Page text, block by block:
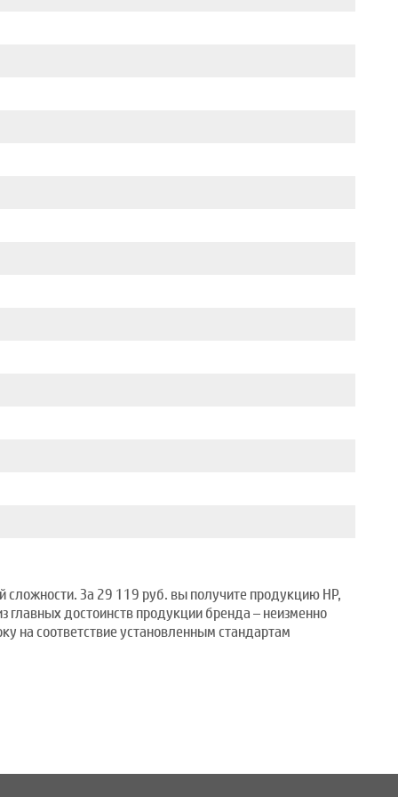
сложности. За 29 119 руб. вы получите продукцию HP,
главных достоинств продукции бренда – неизменно
на соответствие установленным стандартам